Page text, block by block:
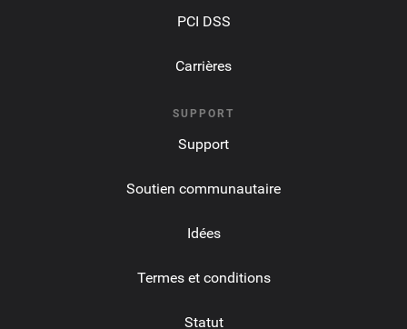
PCI DSS
Carrières
SUPPORT
Support
Soutien communautaire
Idées
Termes et conditions
Statut